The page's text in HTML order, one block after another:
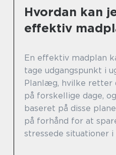
Hvordan kan
effektiv
En effektiv madplan
tage udgangspunkt i
Planlæg, hvilke retter
på forskellige dage,
baseret på disse
på forhånd for at
stressede situationer i